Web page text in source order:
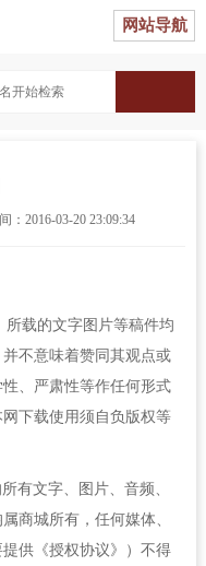
网站导航
：2016-03-20 23:09:34
所载的文字图片等稿件均
不意味着赞同其观点或
、严肃性等作任何形式
下载使用须自负版权等
有文字、图片、音频、
商城所有，任何媒体、
供《授权协议》）不得